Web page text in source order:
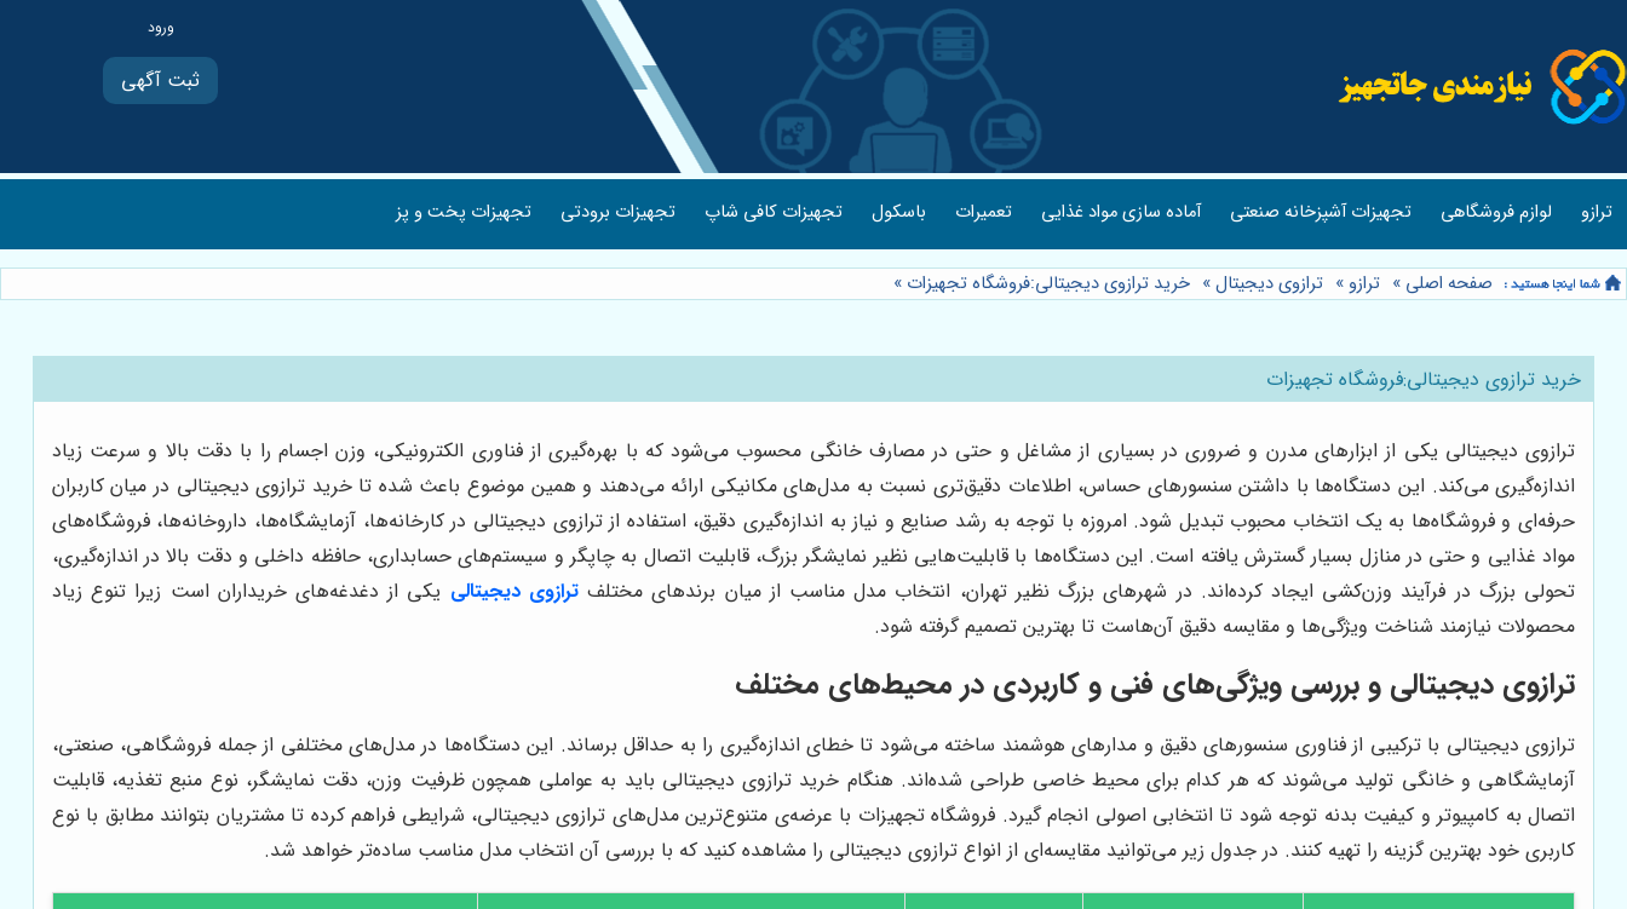
ثبت آگهی
ترازو لوازم فروشگاهی تجهیزات آشپزخانه صنعتی آماده سازی مواد غذایی تعمیرات باسکول تجهیزات کافی شاپ تجهیزات برودتی تجهیزات پخت و پز
صفحه اصلی » ترازو » ترازوی دیجیتال» خرید ترازوی دیجیتالی:فروشگاه تجهیزات »
خرید ترازوی دیجیتالی:فروشگاه تجهیزات
ترازوی دیجیتالی یکی از ابزارهای مدرن و ضروری در بسیاری از مشاغل و حتی در مصارف خانگی محسوب می‌شود که با بهره‌گیری از فناوری الکترونیکی، وزن اجسام را با دقت بالا و سرعت زیاد
اندازه‌گیری می‌کند. این دستگاه‌ها با داشتن سنسورهای حساس، اطلاعات دقیق‌تری نسبت به مدل‌های مکانیکی ارائه می‌دهند و همین موضوع باعث شده تا خرید ترازوی دیجیتالی در میان کاربران
حرفه‌ای و فروشگاه‌ها به یک انتخاب محبوب تبدیل شود. امروزه با توجه به رشد صنایع و نیاز به اندازه‌گیری دقیق، استفاده از ترازوی دیجیتالی در کارخانه‌ها، آزمایشگاه‌ها، داروخانه‌ها، فروشگاه‌های
مواد غذایی و حتی در منازل بسیار گسترش یافته است. این دستگاه‌ها با قابلیت‌هایی نظیر نمایشگر بزرگ، قابلیت اتصال به چاپگر و سیستم‌های حسابداری، حافظه داخلی و دقت بالا در اندازه‌گیری،
تحولی بزرگ در فرآیند وزن‌کشی ایجاد کرده‌اند. در شهرهای بزرگ نظیر تهران، انتخاب مدل مناسب از میان برندهای مختلف ترازوی دیجیتالی یکی از دغدغه‌های خریداران است زیرا تنوع زیاد
محصولات نیازمند شناخت ویژگی‌ها و مقایسه دقیق آن‌هاست تا بهترین تصمیم گرفته شود.
ترازوی دیجیتالی و بررسی ویژگی‌های فنی و کاربردی در محیط‌های مختلف
ترازوی دیجیتالی با ترکیبی از فناوری سنسورهای دقیق و مدارهای هوشمند ساخته می‌شود تا خطای اندازه‌گیری را به حداقل برساند. این دستگاه‌ها در مدل‌های مختلفی از جمله فروشگاهی، صنعتی،
آزمایشگاهی و خانگی تولید می‌شوند که هر کدام برای محیط خاصی طراحی شده‌اند. هنگام خرید ترازوی دیجیتالی باید به عواملی همچون ظرفیت وزن، دقت نمایشگر، نوع منبع تغذیه، قابلیت
اتصال به کامپیوتر و کیفیت بدنه توجه شود تا انتخابی اصولی انجام گیرد. فروشگاه تجهیزات با عرضه‌ی متنوع‌ترین مدل‌های ترازوی دیجیتالی، شرایطی فراهم کرده تا مشتریان بتوانند مطابق با نوع
کاربری خود بهترین گزینه را تهیه کنند. در جدول زیر می‌توانید مقایسه‌ای از انواع ترازوی دیجیتالی را مشاهده کنید که با بررسی آن انتخاب مدل مناسب ساده‌تر خواهد شد.